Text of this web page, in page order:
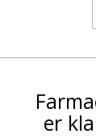
er